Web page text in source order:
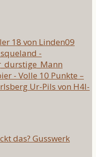
18 von Linden09
-
- Volle 10 Punkte –
Ur-Pils von H4l-
das? Gusswerk